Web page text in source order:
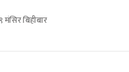
बिहीबार